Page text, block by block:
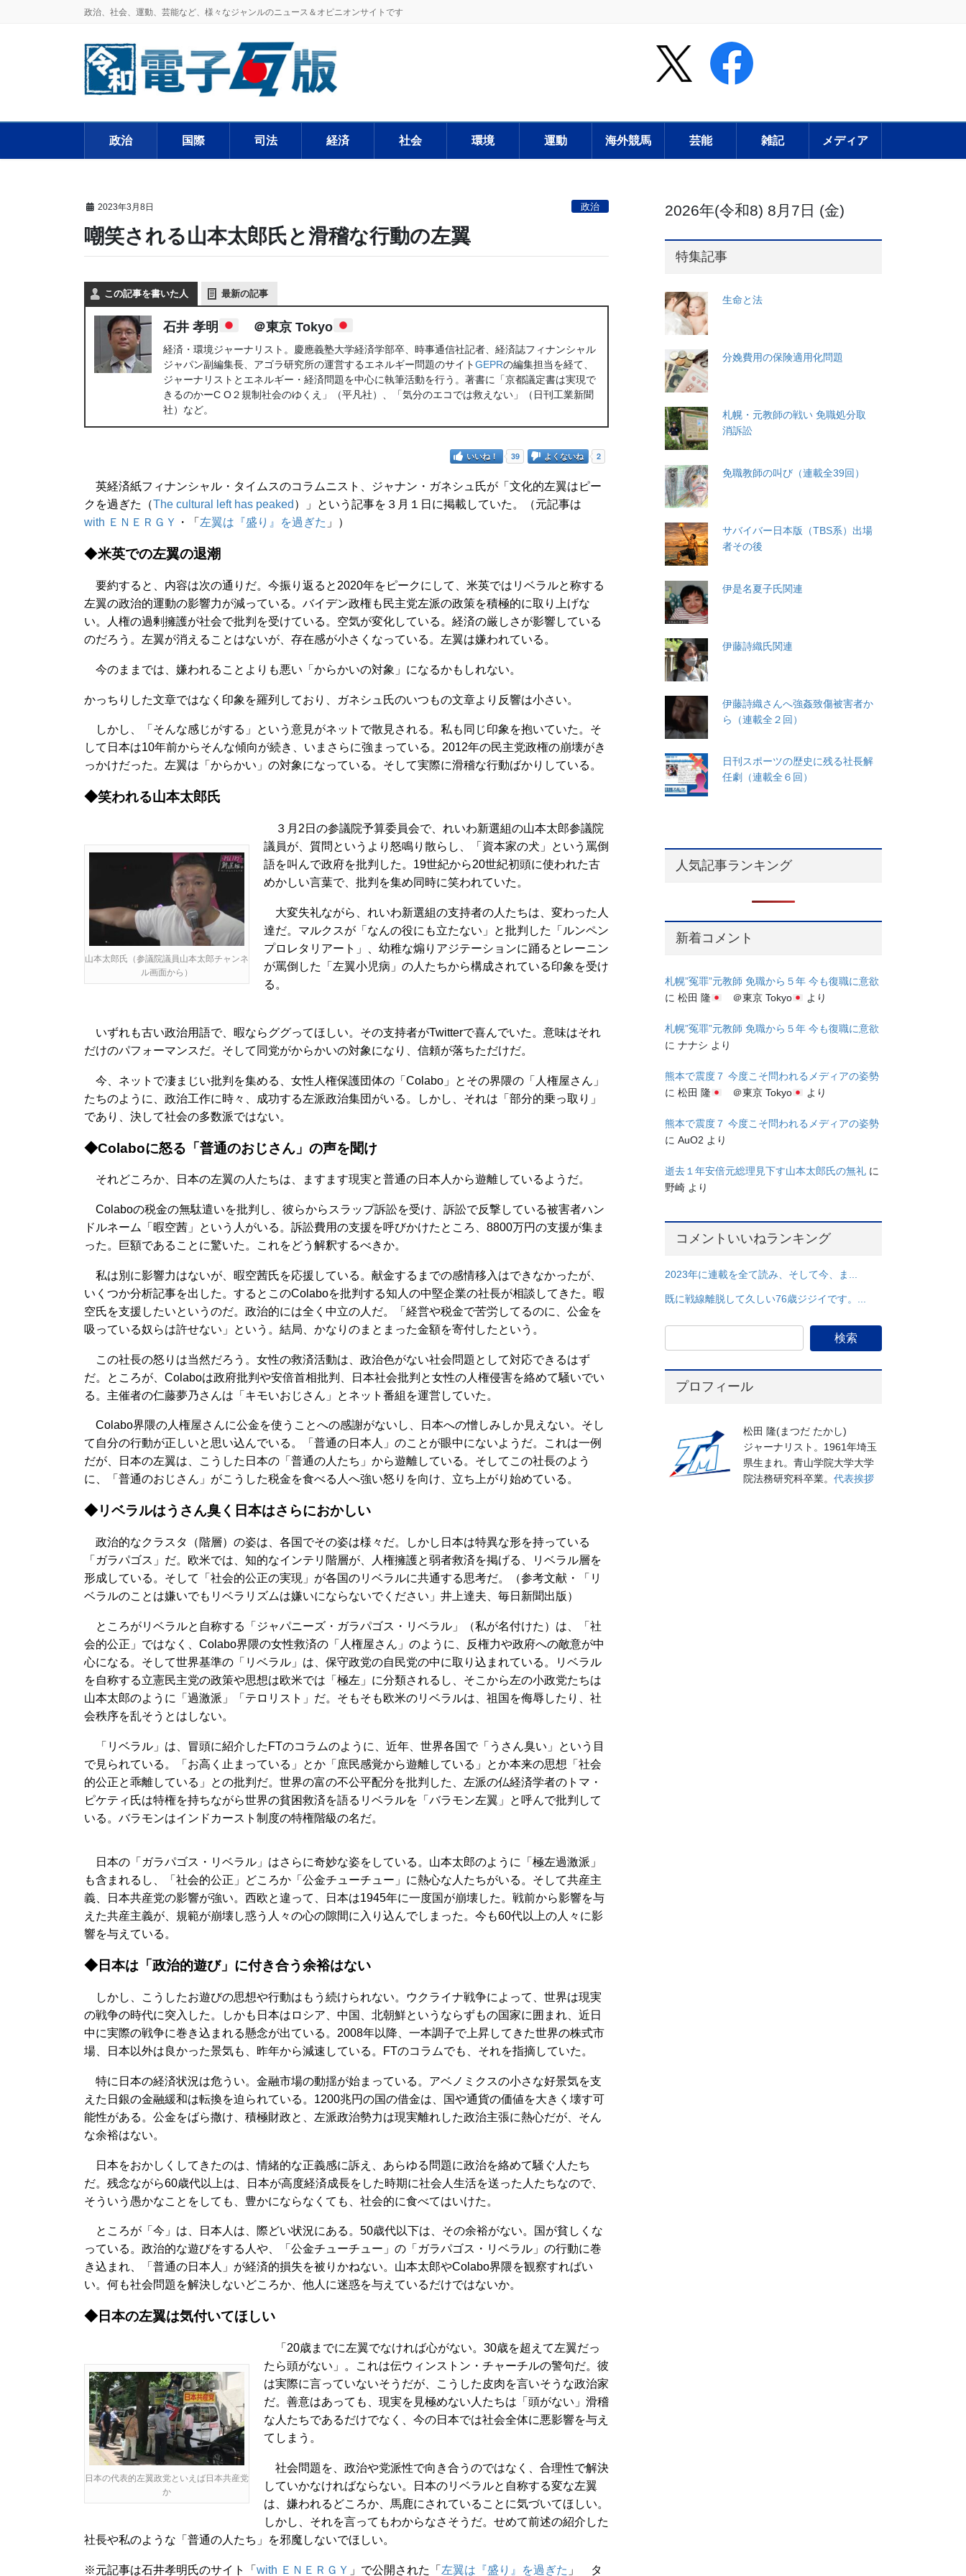
政治、社会、運動、芸能など、様々なジャンルのニュース＆オピニオンサイトです
政治 国際 司法 経済 社会 環境 運動 海外競馬 芸能 雑記 メディア
2023年3月8日 政治
嘲笑される山本太郎氏と滑稽な行動の左翼
この記事を書いた人 最新の記事
石井 孝明 ＠東京 Tokyo
経済・環境ジャーナリスト。慶應義塾大学経済学部卒、時事通信社記者、経済誌フィナンシャル
ジャパン副編集長、アゴラ研究所の運営するエネルギー問題のサイトGEPRの編集担当を経て、
ジャーナリストとエネルギー・経済問題を中心に執筆活動を行う。著書に「京都議定書は実現で
きるのかーC O２規制社会のゆくえ」（平凡社）、「気分のエコでは救えない」（日刊工業新聞
社）など。
いいね！ 39 よくないね 2
英経済紙フィナンシャル・タイムスのコラムニスト、ジャナン・ガネシュ氏が「文化的左翼はピー
クを過ぎた（The cultural left has peaked ）」という記事を３月１日に掲載していた。（元記事は
with ＥＮＥＲＧＹ
・「 左翼は『盛り』を過ぎた 」）
◆米英での左翼の退潮
要約すると、内容は次の通りだ。今振り返ると2020年をピークにして、米英ではリベラルと称する
左翼の政治的運動の影響力が減っている。バイデン政権も民主党左派の政策を積極的に取り上げな
い。人権の過剰擁護が社会で批判を受けている。空気が変化している。経済の厳しさが影響している
のだろう。左翼が消えることはないが、存在感が小さくなっている。左翼は嫌われている。
今のままでは、嫌われることよりも悪い「からかいの対象」になるかもしれない。
かっちりした文章ではなく印象を羅列しており、ガネシュ氏のいつもの文章より反響は小さい。
しかし、「そんな感じがする」という意見がネットで散見される。私も同じ印象を抱いていた。そ
して日本は10年前からそんな傾向が続き、いまさらに強まっている。2012年の民主党政権の崩壊がき
っかけだった。左翼は「からかい」の対象になっている。そして実際に滑稽な行動ばかりしている。
◆笑われる山本太郎氏
山本太郎氏（参議院議員山本太郎チャンネ
ル画面から）
３月2日の参議院予算委員会で、れいわ新選組の山本太郎参議院
議員が、質問というより怒鳴り散らし、「資本家の犬」という罵倒
語を叫んで政府を批判した。19世紀から20世紀初頭に使われた古
めかしい言葉で、批判を集め同時に笑われていた。
大変失礼ながら、れいわ新選組の支持者の人たちは、変わった人
達だ。マルクスが「なんの役にも立たない」と批判した「ルンペン
プロレタリアート」、幼稚な煽りアジテーションに踊るとレーニン
が罵倒した「左翼小児病」の人たちから構成されている印象を受け
る。
いずれも古い政治用語で、暇ならググってほしい。その支持者がTwitterで喜んでいた。意味はそれ
だけのパフォーマンスだ。そして同党がからかいの対象になり、信頼が落ちただけだ。
今、ネットで凄まじい批判を集める、女性人権保護団体の「Colabo」とその界隈の「人権屋さん」
たちのように、政治工作に時々、成功する左派政治集団がいる。しかし、それは「部分的乗っ取り」
であり、決して社会の多数派ではない。
◆Colaboに怒る「普通のおじさん」の声を聞け
それどころか、日本の左翼の人たちは、ますます現実と普通の日本人から遊離しているようだ。
Colaboの税金の無駄遣いを批判し、彼らからスラップ訴訟を受け、訴訟で反撃している被害者ハン
ドルネーム「暇空茜」という人がいる。訴訟費用の支援を呼びかけたところ、8800万円の支援が集ま
った。巨額であることに驚いた。これをどう解釈するべきか。
私は別に影響力はないが、暇空茜氏を応援している。献金するまでの感情移入はできなかったが、
いくつか分析記事を出した。するとこのColaboを批判する知人の中堅企業の社長が相談してきた。暇
空氏を支援したいというのだ。政治的には全く中立の人だ。「経営や税金で苦労してるのに、公金を
吸っている奴らは許せない」という。結局、かなりのまとまった金額を寄付したという。
この社長の怒りは当然だろう。女性の救済活動は、政治色がない社会問題として対応できるはず
だ。ところが、Colaboは政府批判や安倍首相批判、日本社会批判と女性の人権侵害を絡めて騒いでい
る。主催者の仁藤夢乃さんは「キモいおじさん」とネット番組を運営していた。
Colabo界隈の人権屋さんに公金を使うことへの感謝がないし、日本への憎しみしか見えない。そし
て自分の行動が正しいと思い込んでいる。「普通の日本人」のことが眼中にないようだ。これは一例
だが、日本の左翼は、こうした日本の「普通の人たち」から遊離している。そしてこの社長のよう
に、「普通のおじさん」がこうした税金を食べる人へ強い怒りを向け、立ち上がり始めている。
◆リベラルはうさん臭く日本はさらにおかしい
政治的なクラスタ（階層）の姿は、各国でその姿は様々だ。しかし日本は特異な形を持っている
「ガラパゴス」だ。欧米では、知的なインテリ階層が、人権擁護と弱者救済を掲げる、リベラル層を
形成している。そして「社会的公正の実現」が各国のリベラルに共通する思考だ。（参考文献・「リ
ベラルのことは嫌いでもリベラリズムは嫌いにならないでください」井上達夫、毎日新聞出版）
ところがリベラルと自称する「ジャパニーズ・ガラパゴス・リベラル」（私が名付けた）は、「社
会的公正」ではなく、Colabo界隈の女性救済の「人権屋さん」のように、反権力や政府への敵意が中
心になる。そして世界基準の「リベラル」は、保守政党の自民党の中に取り込まれている。リベラル
を自称する立憲民主党の政策や思想は欧米では「極左」に分類されるし、そこから左の小政党たちは
山本太郎のように「過激派」「テロリスト」だ。そもそも欧米のリベラルは、祖国を侮辱したり、社
会秩序を乱そうとはしない。
「リベラル」は、冒頭に紹介したFTのコラムのように、近年、世界各国で「うさん臭い」という目
で見られている。「お高く止まっている」とか「庶民感覚から遊離している」とか本来の思想「社会
的公正と乖離している」との批判だ。世界の富の不公平配分を批判した、左派の仏経済学者のトマ・
ピケティ氏は特権を持ちながら世界の貧困救済を語るリベラルを「バラモン左翼」と呼んで批判して
いる。バラモンはインドカースト制度の特権階級の名だ。
日本の「ガラパゴス・リベラル」はさらに奇妙な姿をしている。山本太郎のように「極左過激派」
も含まれるし、「社会的公正」どころか「公金チューチュー」に熱心な人たちがいる。そして共産主
義、日本共産党の影響が強い。西欧と違って、日本は1945年に一度国が崩壊した。戦前から影響を与
えた共産主義が、規範が崩壊し惑う人々の心の隙間に入り込んでしまった。今も60代以上の人々に影
響を与えている。
◆日本は「政治的遊び」に付き合う余裕はない
しかし、こうしたお遊びの思想や行動はもう続けられない。ウクライナ戦争によって、世界は現実
の戦争の時代に突入した。しかも日本はロシア、中国、北朝鮮というならずもの国家に囲まれ、近日
中に実際の戦争に巻き込まれる懸念が出ている。2008年以降、一本調子で上昇してきた世界の株式市
場、日本以外は良かった景気も、昨年から減速している。FTのコラムでも、それを指摘していた。
特に日本の経済状況は危うい。金融市場の動揺が始まっている。アベノミクスの小さな好景気を支
えた日銀の金融緩和は転換を迫られている。1200兆円の国の借金は、国や通貨の価値を大きく壊す可
能性がある。公金をばら撒け、積極財政と、左派政治勢力は現実離れした政治主張に熱心だが、そん
な余裕はない。
日本をおかしくしてきたのは、情緒的な正義感に訴え、あらゆる問題に政治を絡めて騒ぐ人たち
だ。残念ながら60歳代以上は、日本が高度経済成長をした時期に社会人生活を送った人たちなので、
そういう愚かなことをしても、豊かにならなくても、社会的に食べてはいけた。
ところが「今」は、日本人は、際どい状況にある。50歳代以下は、その余裕がない。国が貧しくな
っている。政治的な遊びをする人や、「公金チューチュー」の「ガラパゴス・リベラル」の行動に巻
き込まれ、「普通の日本人」が経済的損失を被りかねない。山本太郎やColabo界隈を観察すればい
い。何も社会問題を解決しないどころか、他人に迷惑を与えているだけではないか。
◆日本の左翼は気付いてほしい
日本の代表的左翼政党といえば日本共産党
か
「20歳までに左翼でなければ心がない。30歳を超えて左翼だっ
たら頭がない」。これは伝ウィンストン・チャーチルの警句だ。彼
は実際に言っていないそうだが、こうした皮肉を言いそうな政治家
だ。善意はあっても、現実を見極めない人たちは「頭がない」滑稽
な人たちであるだけでなく、今の日本では社会全体に悪影響を与え
てしまう。
社会問題を、政治や党派性で向き合うのではなく、合理性で解決
していかなければならない。日本のリベラルと自称する変な左翼
は、嫌われるどころか、馬鹿にされていることに気づいてほしい。
しかし、それを言ってもわからなさそうだ。せめて前述の紹介した
社長や私のような「普通の人たち」を邪魔しないでほしい。
※元記事は石井孝明氏のサイト「 with ＥＮＥＲＧＹ 」で公開された「 左翼は『盛り』を過ぎた 」 タ
2026年(令和8) 8月7日 (金)
特集記事
生命と法
分娩費用の保険適用化問題
札幌・元教師の戦い 免職処分取
消訴訟
免職教師の叫び（連載全39回）
サバイバー日本版（TBS系）出場
者その後
伊是名夏子氏関連
伊藤詩織氏関連
伊藤詩織さんへ強姦致傷被害者か
ら（連載全２回）
日刊スポーツの歴史に残る社長解
任劇（連載全６回）
人気記事ランキング
新着コメント
札幌”冤罪”元教師 免職から５年 今も復職に意欲
に松田 隆 ＠東京 Tokyo より
札幌”冤罪”元教師 免職から５年 今も復職に意欲
にナナシ より
熊本で震度７ 今度こそ問われるメディアの姿勢
に松田 隆 ＠東京 Tokyo より
熊本で震度７ 今度こそ問われるメディアの姿勢
にAuO2 より
逝去１年安倍元総理見下す山本太郎氏の無礼 に
野崎 より
コメントいいねランキング
2023年に連載を全て読み、そして今、ま...
既に戦線離脱して久しい76歳ジジイです。...
プロフィール
松田 隆(まつだ たかし)
ジャーナリスト。1961年埼玉
県生まれ。青山学院大学大学
院法務研究科卒業。代表挨拶